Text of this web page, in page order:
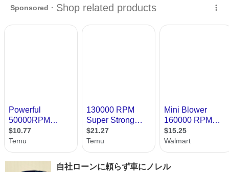
自社ローンに頼らず車にノレル